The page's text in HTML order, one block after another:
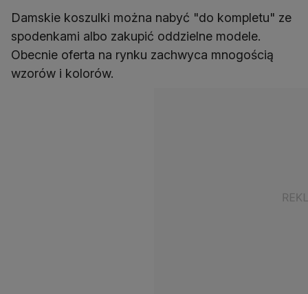
Damskie koszulki można nabyć "do kompletu" ze
spodenkami albo zakupić oddzielne modele.
Obecnie oferta na rynku zachwyca mnogością
wzorów i kolorów.